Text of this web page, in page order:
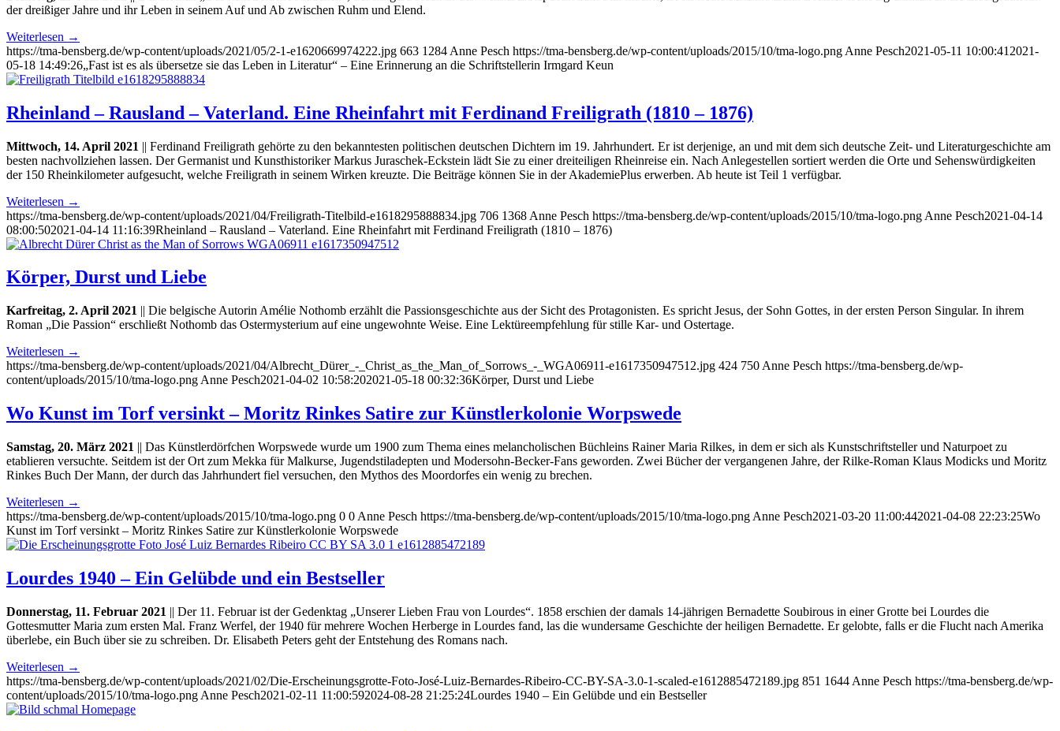
der dreißiger Jahre und ihr Leben in seinem Auf und Ab zwischen Ruhm und Elend.
Weiterlesen →
https://tma-bensberg.de/wp-content/uploads/2021/05/2-1-e1620669974222.jpg 663 1284 Anne Pesch https://tma-bensberg.de/wp-content/uploads/2015/10/tma-logo.png Anne Pesch2021-05-11 10:00:41 2021-
05-18 14:49:26„Fast ist es als übersetze sie das Leben in Literatur“ – Eine Erinnerung an die Schriftstellerin Irmgard Keun
Rheinland – Rausland – Vaterland. Eine Rheinfahrt mit Ferdinand Freiligrath (1810 – 1876)
Mittwoch, 14. April 2021 || Ferdinand Freiligrath gehörte zu den bekanntesten politischen deutschen Dichtern im 19. Jahrhundert. Er ist derjenige, an und mit dem sich deutsche Zeit- und Literaturgeschichte am
besten nachvollziehen lassen. Der Germanist und Kunsthistoriker Markus Juraschek-Eckstein lädt Sie zu einer dreiteiligen Rheinreise ein. Nach Anlegestellen sortiert werden die Orte und Sehenswürdigkeiten
der 150 Rheinkilometer aufgesucht, welche Freiligrath in seinem Wirken kreuzte. Die Beiträge können Sie in der AkademiePlus erwerben. Ab heute ist Teil 1 verfügbar.
Weiterlesen →
https://tma-bensberg.de/wp-content/uploads/2021/04/Freiligrath-Titelbild-e1618295888834.jpg 706 1368 Anne Pesch https://tma-bensberg.de/wp-content/uploads/2015/10/tma-logo.png Anne Pesch2021-04-14
08:00:502021-04-14 11:16:39Rheinland – Rausland – Vaterland. Eine Rheinfahrt mit Ferdinand Freiligrath (1810 – 1876)
Körper, Durst und Liebe
Karfreitag, 2. April 2021 || Die belgische Autorin Amélie Nothomb erzählt die Passionsgeschichte aus der Sicht des Protagonisten. Es spricht Jesus, der Sohn Gottes, in der ersten Person Singular. In ihrem
Roman „Die Passion“ erschließt Nothomb das Ostermysterium auf eine ungewohnte Weise. Eine Lektüreempfehlung für stille Kar- und Ostertage.
Weiterlesen →
https://tma-bensberg.de/wp-content/uploads/2021/04/Albrecht_Dürer_-_Christ_as_the_Man_of_Sorrows_-_WGA06911-e1617350947512.jpg 424 750 Anne Pesch https://tma-bensberg.de/wp-
content/uploads/2015/10/tma-logo.png Anne Pesch2021-04-02 10:58:202021-05-18 00:32:36Körper, Durst und Liebe
Wo Kunst im Torf versinkt – Moritz Rinkes Satire zur Künstlerkolonie Worpswede
Samstag, 20. März 2021 || Das Künstlerdörfchen Worpswede wurde um 1900 zum Thema eines melancholischen Büchleins Rainer Maria Rilkes, in dem er sich als Kunstschriftsteller und Naturpoet zu
etablieren versuchte. Seitdem ist der Ort zum Mekka für Malkurse, Jugendstiladepten und Modersohn-Becker-Fans geworden. Zwei Bücher der vergangenen Jahre, der Rilke-Roman Klaus Modicks und Moritz
Rinkes Buch Der Mann, der durch das Jahrhundert fiel versuchen, den Mythos des Moordorfes ein wenig zu brechen.
Weiterlesen →
https://tma-bensberg.de/wp-content/uploads/2015/10/tma-logo.png 0 0 Anne Pesch https://tma-bensberg.de/wp-content/uploads/2015/10/tma-logo.png Anne Pesch2021-03-20 11:00:442021-04-08 22:23:25Wo
Kunst im Torf versinkt – Moritz Rinkes Satire zur Künstlerkolonie Worpswede
Lourdes 1940 – Ein Gelübde und ein Bestseller
Donnerstag, 11. Februar 2021 || Der 11. Februar ist der Gedenktag „Unserer Lieben Frau von Lourdes“. 1858 erschien der damals 14-jährigen Bernadette Soubirous in einer Grotte bei Lourdes die
Gottesmutter Maria zum ersten Mal. Franz Werfel, der 1940 für mehrere Wochen Herberge in Lourdes fand, las die wundersame Geschichte der heiligen Bernadette. Er gelobte, falls er die Flucht nach Amerika
überlebe, ein Buch über sie zu schreiben. Dr. Elisabeth Peters geht der Entstehung des Romans nach.
Weiterlesen →
https://tma-bensberg.de/wp-content/uploads/2021/02/Die-Erscheinungsgrotte-Foto-José-Luiz-Bernardes-Ribeiro-CC-BY-SA-3.0-1-scaled-e1612885472189.jpg 851 1644 Anne Pesch https://tma-bensberg.de/wp-
content/uploads/2015/10/tma-logo.png Anne Pesch2021-02-11 11:00:592024-08-28 21:25:24Lourdes 1940 – Ein Gelübde und ein Bestseller